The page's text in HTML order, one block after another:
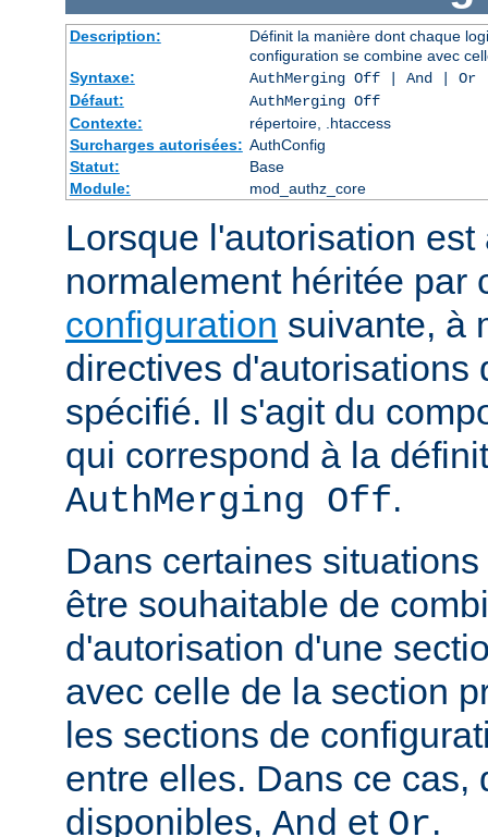
Description:
Définit la manière dont chaque
configuration se combine avec
Syntaxe:
AuthMerging Off | And | Or
Défaut:
AuthMerging Off
Contexte:
répertoire, .htaccess
Surcharges autorisées: AuthConfig
Statut:
Base
Module:
mod_authz_core
Lorsque l'autorisation
normalement héritée par
configuration suivante, à
directives d'autorisations
spécifié. Il s'agit du
qui correspond à la
AuthMerging Off.
Dans certaines
être souhaitable de
d'autorisation d'une
avec celle de la section
les sections de
entre elles. Dans ce cas,
disponibles, And et Or.